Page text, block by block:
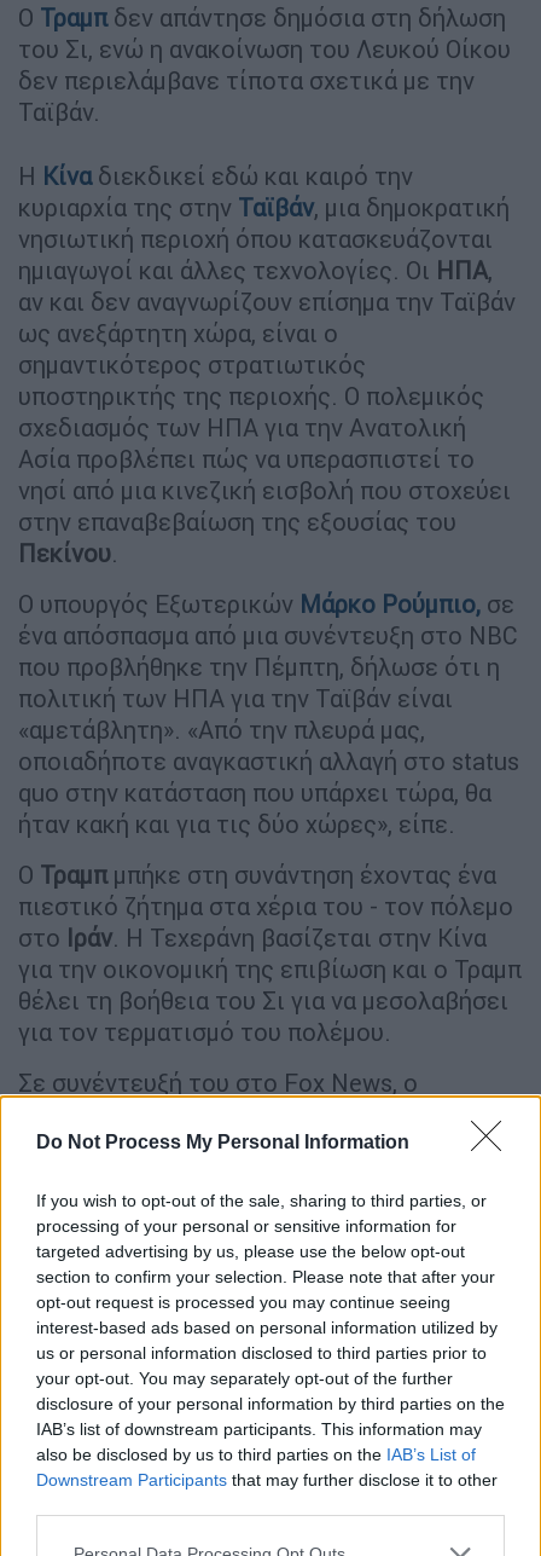
Do Not Process My Personal Information
If you wish to opt-out of the sale, sharing to third parties, or
processing of your personal or sensitive information for
targeted advertising by us, please use the below opt-out
section to confirm your selection. Please note that after your
opt-out request is processed you may continue seeing
interest-based ads based on personal information utilized by
us or personal information disclosed to third parties prior to
your opt-out. You may separately opt-out of the further
disclosure of your personal information by third parties on the
IAB’s list of downstream participants. This information may
also be disclosed by us to third parties on the IAB’s List of
Downstream Participants that may further disclose it to other
Please note that this website/app uses one or more Google
Ο Τραμπ δεν απάντησε δημόσια στη δήλωση
του Σι, ενώ η ανακοίνωση του Λευκού Οίκου
δεν περιελάμβανε τίποτα σχετικά με την
Ταϊβάν.
Η Κίνα διεκδικεί εδώ και καιρό την
κυριαρχία της στην Ταϊβάν, μια δημοκρατική
νησιωτική περιοχή όπου κατασκευάζονται
ημιαγωγοί και άλλες τεχνολογίες. Οι ΗΠΑ,
αν και δεν αναγνωρίζουν επίσημα την Ταϊβάν
ως ανεξάρτητη χώρα, είναι ο
σημαντικότερος στρατιωτικός
υποστηρικτής της περιοχής. Ο πολεμικός
σχεδιασμός των ΗΠΑ για την Ανατολική
Ασία προβλέπει πώς να υπερασπιστεί το
νησί από μια κινεζική εισβολή που στοχεύει
στην επαναβεβαίωση της εξουσίας του
Πεκίνου.
Ο υπουργός Εξωτερικών Μάρκο Ρούμπιο, σε
ένα απόσπασμα από μια συνέντευξη στο NBC
που προβλήθηκε την Πέμπτη, δήλωσε ότι η
πολιτική των ΗΠΑ για την Ταϊβάν είναι
«αμετάβλητη». «Από την πλευρά μας,
οποιαδήποτε αναγκαστική αλλαγή στο status
quo στην κατάσταση που υπάρχει τώρα, θα
ήταν κακή και για τις δύο χώρες», είπε.
Ο Τραμπμπήκε στη συνάντηση έχοντας ένα
πιεστικό ζήτημα στα χέρια του - τον πόλεμο
στο Ιράν. Η Τεχεράνη βασίζεται στην Κίνα
για την οικονομική της επιβίωση και ο Τραμπ
θέλει τη βοήθεια του Σι για να μεσολαβήσει
για τον τερματισμό του πολέμου.
Σε συνέντευξή του στο Fox News, ο
συνομιλίες, ότι ο Σι δεσμεύτηκε να μην
στο Ιράν, προσθέτοντας ότι είπε ότι θα
μεσολαβήσει για να ανοίξουν τα Στενά του
Ορμούζ.
Ωστόσο, την πρώτη ημέρα της συνόδου
κορυφής δεν υπήρχαν ενδείξεις ότι η Κίνα
είναι έτοιμη να κάνει περισσότερα.
Η επίσημη δήλωση τουΠεκίνουανέφερε
μόνο ότι οι δύο πλευρές «αντάλλαξαν
απόψεις» για την κατάσταση στη Μέση